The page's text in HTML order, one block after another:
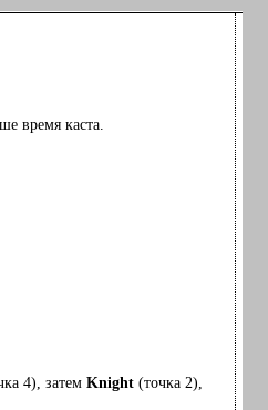
время каста.
4), затем Knight(точка 2),